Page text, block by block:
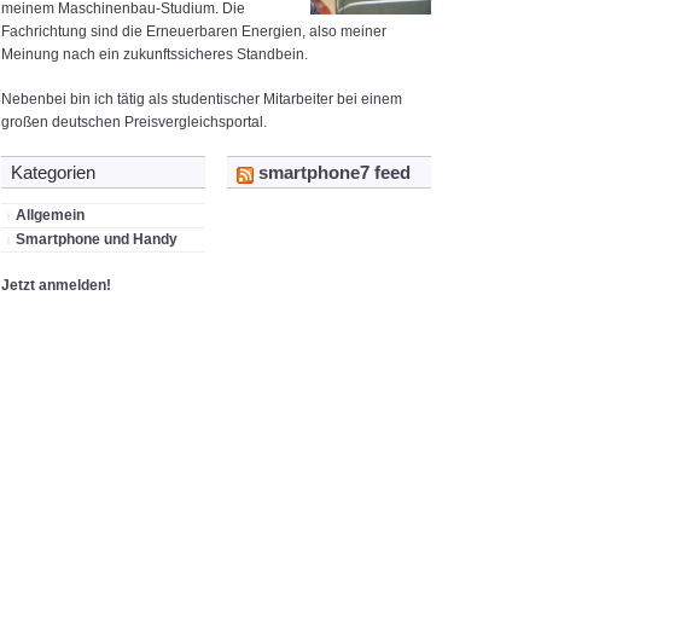
meinem Maschinenbau-Studium. Die
Fachrichtung sind die Erneuerbaren Energien, also meiner
Meinung nach ein zukunftssicheres Standbein.
Nebenbei bin ich tätig als studentischer Mitarbeiter bei einem
großen deutschen Preisvergleichsportal.
Kategorien
Allgemein
Smartphone und Handy
Jetzt anmelden!
smartphone7 feed